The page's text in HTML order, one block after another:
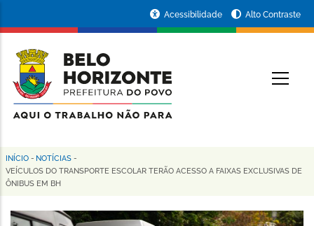
conteúdo
principal
da
Prefeitura
de
Horizonte
Acessibilidade Alto Contraste
Trilha
de
navegação
INÍCIO - NOTÍCIAS -
VEÍCULOS DO TRANSPORTE ESCOLAR TERÃO ACESSO A FAIXAS EXCLUSIVAS DE
ÔNIBUS EM BH